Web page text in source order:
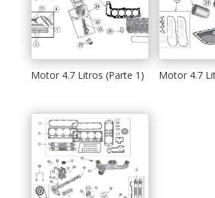
Motor 4.7 Litros (Parte 1) Motor 4.7